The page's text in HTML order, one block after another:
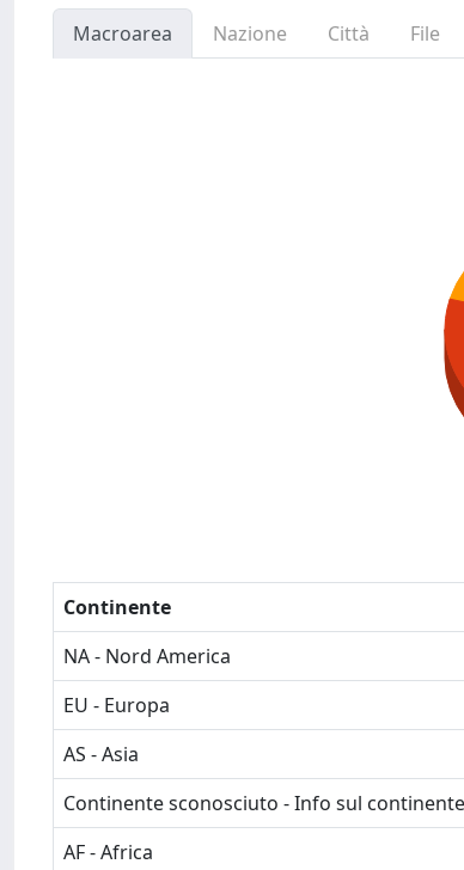
Macroarea Nazione Città File
Continente
NA - Nord America
EU - Europa
AS - Asia
Continente sconosciuto - Info sul
AF - Africa